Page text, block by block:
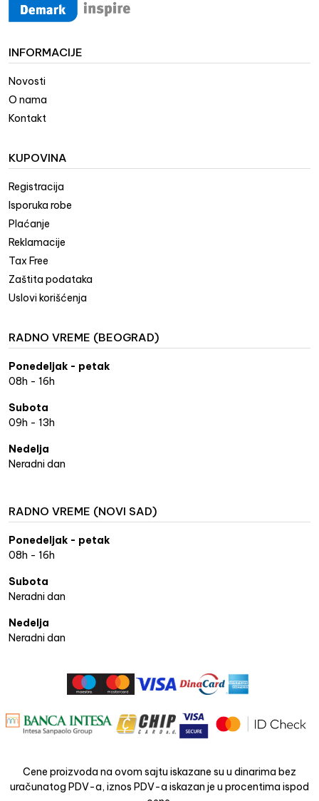
INFORMACIJE
Novosti
O nama
Kontakt
KUPOVINA
Registracija
Isporuka robe
Plaćanje
Reklamacije
Tax Free
Zaštita podataka
Uslovi korišćenja
RADNO VREME (BEOGRAD)
Ponedeljak - petak
08h - 16h
Subota
09h - 13h
Nedelja
Neradni dan
RADNO VREME (NOVI SAD)
Ponedeljak - petak
08h - 16h
Subota
Neradni dan
Nedelja
Neradni dan
Cene proizvoda na ovom sajtu iskazane su u dinarima bez
uračunatog PDV-a, iznos PDV-a iskazan je u procentima ispod